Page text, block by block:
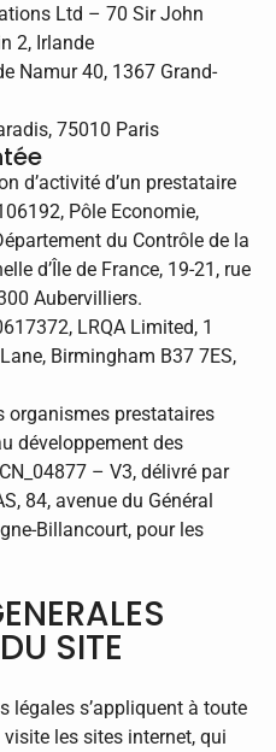
Ltd – 70 Sir John
2, Irlande
Namur 40, 1367 Grand-
75010 Paris
d’activité d’un prestataire
Pôle Economie,
du Contrôle de la
d’Île de France, 19-21, rue
Aubervilliers.
LRQA Limited, 1
Birmingham B37 7ES,
organismes prestataires
développement des
– V3, délivré par
84, avenue du Général
Billancourt, pour les
SITE
légales s’appliquent à toute
les sites internet, qui